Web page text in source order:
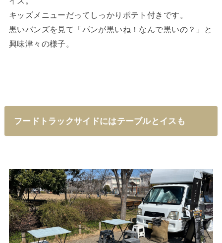
キッズメニューだってしっかりポテト付きです。
黒いバンズを見て「パンが黒いね！なんで黒いの？」と
興味津々の様子。
フードトラックサイドにはテーブルとイスも